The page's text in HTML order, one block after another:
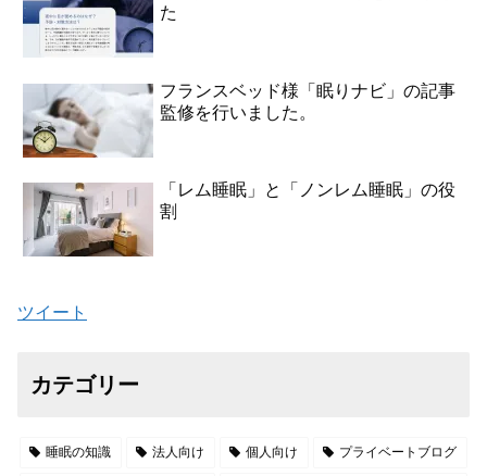
た
フランスベッド様「眠りナビ」の記事
監修を行いました。
「レム睡眠」と「ノンレム睡眠」の役
割
ツイート
カテゴリー
睡眠の知識 法人向け 個人向け プライベートブログ